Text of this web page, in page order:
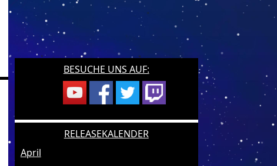
BESUCHE UNS AUF:
RELEASEKALENDER
April